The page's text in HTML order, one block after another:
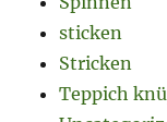
sticken
Stricken
Teppich